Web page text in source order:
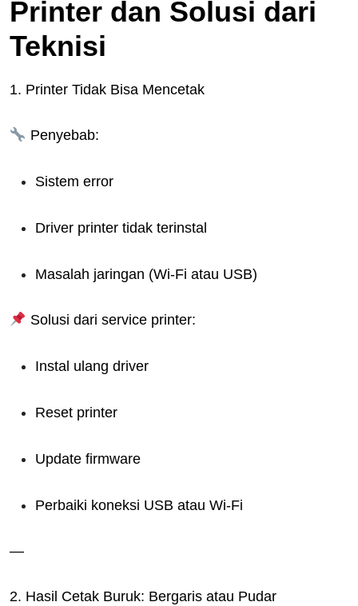
Printer dan Solusi dari
Teknisi
1. Printer Tidak Bisa Mencetak
Penyebab:
Sistem error
Driver printer tidak terinstal
Masalah jaringan (Wi-Fi atau USB)
Solusi dari service printer:
Instal ulang driver
Reset printer
Update firmware
Perbaiki koneksi USB atau Wi-Fi
—
2. Hasil Cetak Buruk: Bergaris atau Pudar